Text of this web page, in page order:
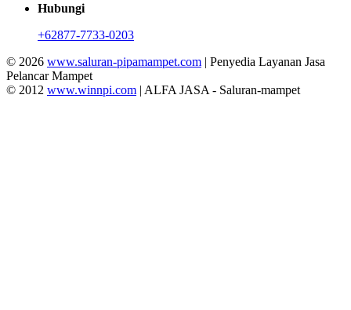
Hubungi
+62877-7733-0203
© 2026 www.saluran-pipamampet.com | Penyedia Layanan Jasa
Pelancar Mampet
© 2012 www.winnpi.com | ALFA JASA - Saluran-mampet